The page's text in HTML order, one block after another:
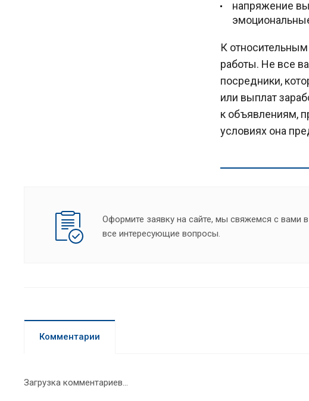
напряжение
К
работы. Не все
посредники,
или выплат
к объявлениям,
условиях она
Оформите заявку на сайте, мы свяжемся с вами
все интересующие вопросы.
Комментарии
Загрузка комментариев...